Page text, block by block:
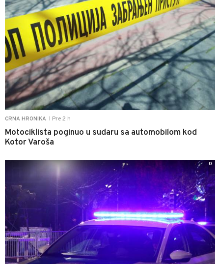
CRNA HRONIKA Pre 2 h
Motociklista poginuo u sudaru sa automobilom kod
Kotor Varoša
0